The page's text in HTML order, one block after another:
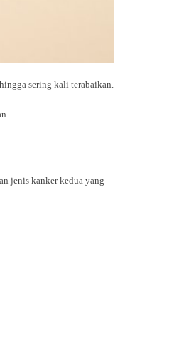
sering kali terabaikan.
jenis kanker kedua yang